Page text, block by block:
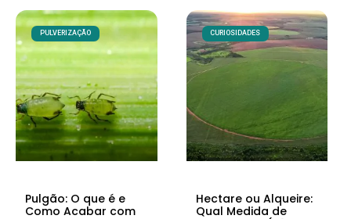
PULVERIZAÇÃO
Pulgão: O que é e
Como Acabar com
CURIOSIDADES
Hectare ou Alqueire:
Qual Medida de